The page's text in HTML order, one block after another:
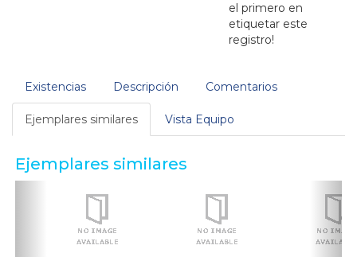
el primero en
etiquetar este
registro!
Existencias Descripción Comentarios
Ejemplares similares Vista Equipo
Ejemplares similares